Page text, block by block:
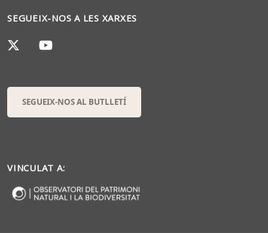
SEGUEIX-NOS A LES XARXES
SEGUEIX-NOS AL BUTLLETÍ
VINCULAT A: